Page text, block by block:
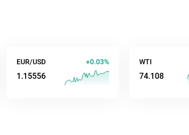
EUR/USD +0.04%
1.15565 74.101